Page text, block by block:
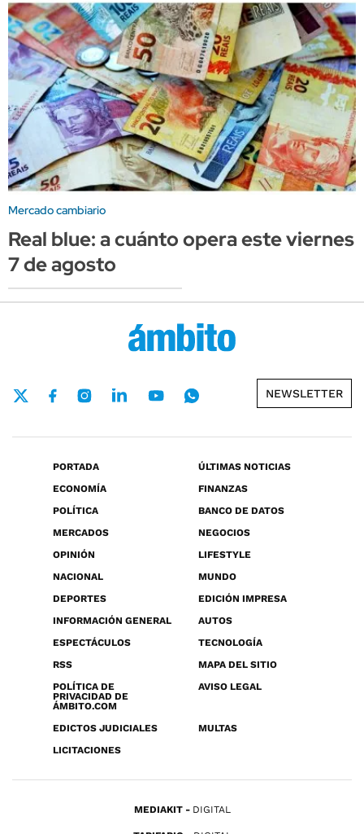
Mercado cambiario
Real blue: a cuánto opera este viernes
7 de agosto
NEWSLETTER
PORTADA
ÚLTIMAS NOTICIAS
ECONOMÍA
FINANZAS
POLÍTICA
BANCO DE DATOS
MERCADOS
NEGOCIOS
OPINIÓN
LIFESTYLE
NACIONAL
MUNDO
DEPORTES
EDICIÓN IMPRESA
INFORMACIÓN GENERAL
AUTOS
ESPECTÁCULOS
TECNOLOGÍA
RSS
MAPA DEL SITIO
POLÍTICA DE
PRIVACIDAD DE
ÁMBITO.COM
AVISO LEGAL
EDICTOS JUDICIALES
MULTAS
LICITACIONES
MEDIAKIT DIGITAL